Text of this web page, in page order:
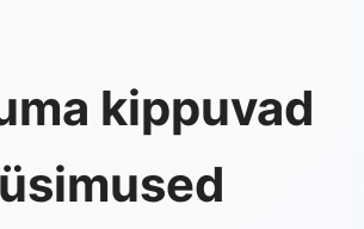
kippuvad